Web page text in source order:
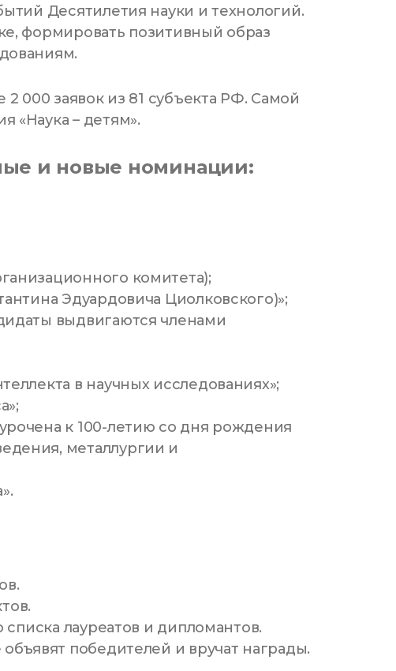
Десятилетия науки и технологий.
формировать позитивный образ
000 заявок из 81 субъекта РФ. Самой
«Наука – детям».
и новые номинации:
комитета);
Эдуардовича Циолковского)»;
выдвигаются членами
в научных исследованиях»;
к 100-летию со дня рождения
металлургии и
лауреатов и дипломантов.
победителей и вручат награды.